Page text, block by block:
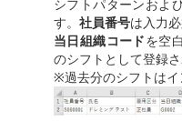
シフトパターンおよ
す。 社員番号は入力
当日組織コードを空
のシフトとして登録さ
※過去分のシフトはイ